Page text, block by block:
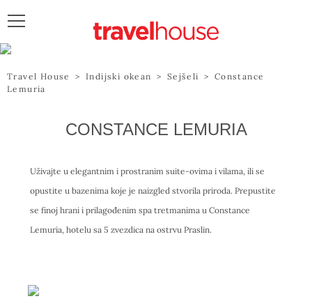
Travel House > Indijski okean > Sejšeli > Constance
Lemuria
CONSTANCE LEMURIA
Uživajte u elegantnim i prostranim suite-ovima i vilama, ili se
opustite u bazenima koje je naizgled stvorila priroda. Prepustite
se finoj hrani i prilagođenim spa tretmanima u Constance
Lemuria, hotelu sa 5 zvezdica na ostrvu Praslin.